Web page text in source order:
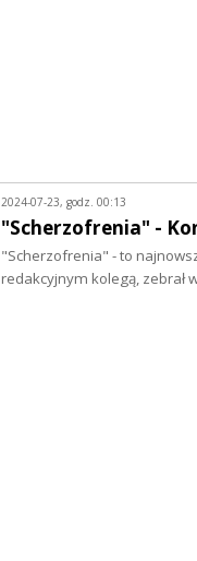
2024-07-23, godz. 00:13
"Scherzofrenia" -
"Scherzofrenia" - to
redakcyjnym kolegą, zebrał